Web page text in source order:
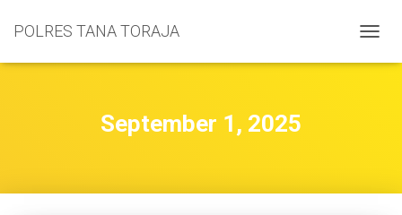
POLRES TANA TORAJA
September 1, 2025